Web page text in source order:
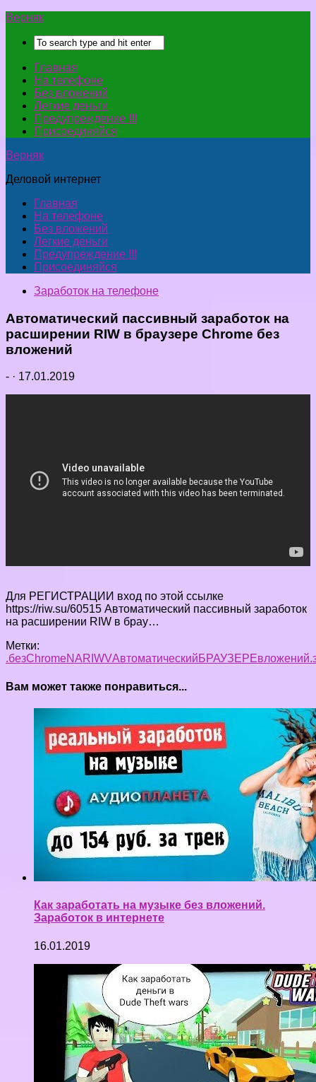
Верняк
Главная
На телефоне
Без вложений
Легкие деньги
Предупреждение !!!
Присоединяйся
Верняк
Деловой интернет
Главная
На телефоне
Без вложений
Легкие деньги
Предупреждение !!!
Присоединяйся
Заработок на телефоне
Автоматический пассивный заработок на
расширении RIW в браузере Chrome без
вложений
- · 17.01.2019
Для РЕГИСТРАЦИИ вход по этой ссылке
https://riw.su/60515 Автоматический пассивный заработок
на расширении RIW в брау…
Метки:
.безChromeNARIWVАвтоматическийБРАУЗЕРЕвложений.
Вам может также понравиться...
Как заработать на музыке без вложений.
Заработок в интернете
16.01.2019